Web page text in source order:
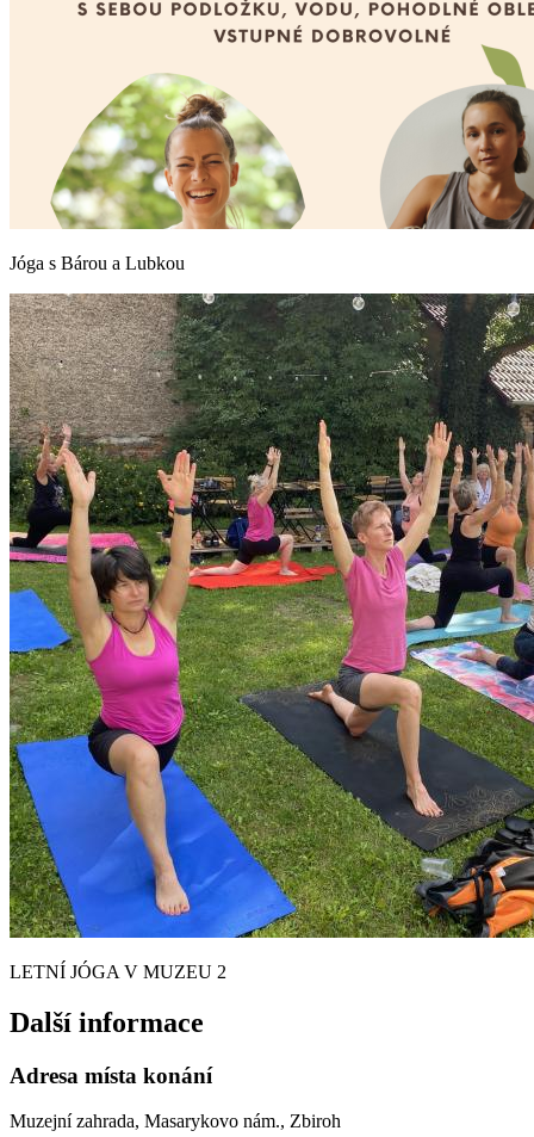
Jóga s Bárou a Lubkou
LETNÍ JÓGA V MUZEU 2
Další informace
Adresa místa konání
Muzejní zahrada, Masarykovo nám., Zbiroh